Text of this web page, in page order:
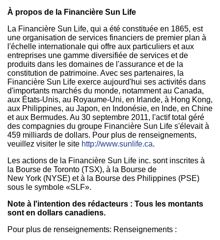
À propos de la Financière Sun Life
La Financière Sun Life, qui a été constituée en 1865, est
une organisation de services financiers de premier plan à
l'échelle internationale qui offre aux particuliers et aux
entreprises une gamme diversifiée de services et de
produits dans les domaines de l'assurance et de la
constitution de patrimoine. Avec ses partenaires, la
Financière Sun Life exerce aujourd'hui ses activités dans
d'importants marchés du monde, notamment au Canada,
aux États-Unis, au Royaume-Uni, en Irlande, à Hong Kong,
aux Philippines, au Japon, en Indonésie, en Inde, en Chine
et aux Bermudes. Au 30 septembre 2011, l'actif total géré
des compagnies du groupe Financière Sun Life s'élevait à
459 milliards de dollars. Pour plus de renseignements,
veuillez visiter le site http://www.sunlife.ca.
Les actions de la Financière Sun Life inc. sont inscrites à
la Bourse de Toronto (TSX), à la Bourse de
New York (NYSE) et à la Bourse des Philippines (PSE)
sous le symbole «SLF».
Note à l'intention des rédacteurs : Tous les montants
sont en dollars canadiens.
Pour plus de renseignements: Renseignements :